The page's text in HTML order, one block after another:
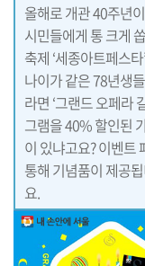
올해로 개관 40주년
시민들에게 통 크게
축제 ‘세종아트페스
나이가 같은 78년생
라면 ‘그랜드 오페라
그램을 40% 할인된
이 있냐고요? 이벤트
통해 기념품이 제공
요.